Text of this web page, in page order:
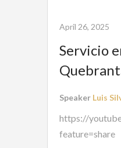
April 26, 2025
Servicio
Speaker Luis
https://
feature=share